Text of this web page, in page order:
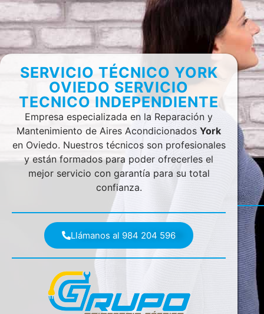
SERVICIO TÉCNICO YORK
OVIEDO SERVICIO
TECNICO INDEPENDIENTE
Empresa especializada en la Reparación y
Mantenimiento de Aires AcondicionadosYork
en Oviedo. Nuestros técnicos son profesionales
y están formados para poder ofrecerles el
mejor servicio con garantía para su total
confianza.
Llámanos al 984 204 596